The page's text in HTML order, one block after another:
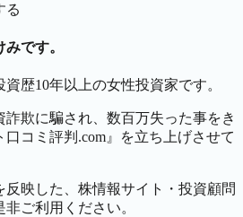
る
です。
歴10年以上の女性投資家です。
欺に騙され、数百万失った事をき
コミ評判.com』を立ち上げさせて
映した、株情報サイト・投資顧問
ご利用ください。